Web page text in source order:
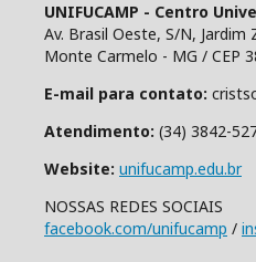
UNIFUCAMP - Centro
Av. Brasil Oeste, S/N, Jardim
Monte Carmelo - MG / CEP
E-mail para contato:
Atendimento: (34) 3842-
Website: unifucamp.edu.br
NOSSAS REDES SOCIAIS
facebook.com/unifucamp /